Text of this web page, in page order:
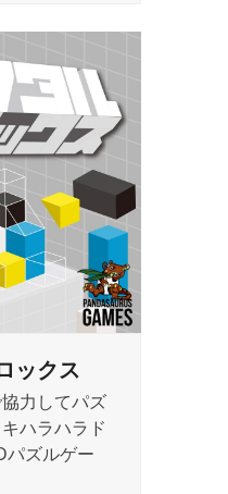
ックス
力してパズ
ハラハラド
パズルゲー